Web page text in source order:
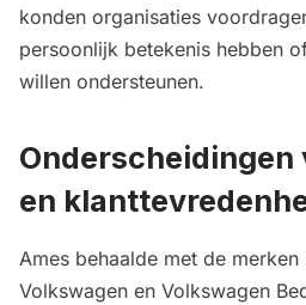
konden organisaties
persoonlijk betekenis hebben
willen ondersteunen.
Onderscheidingen
en
Ames behaalde met de merken
Volkswagen en Volkswagen